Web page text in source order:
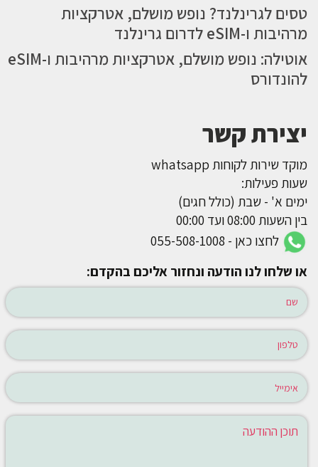
טסים לגרינלנד? נופש מושלם, אטרקציות
מרהיבות ו-eSIM לדרום גרינלנד
אוטילה: נופש מושלם, אטרקציות מרהיבות ו-eSIM
להונדורס
יצירת קשר
מוקד שירות לקוחות whatsapp
שעות פעילות:
ימים א' - שבת (כולל חגים)
בין השעות 08:00 ועד 00:00
לחצו כאן - 055-508-1008
או שלחו לנו הודעה ונחזור אליכם בהקדם: